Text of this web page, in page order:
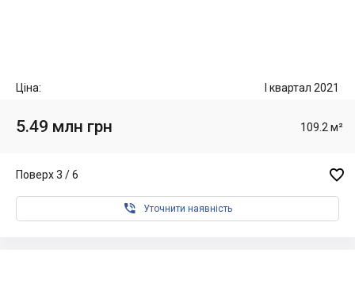
Ціна: I квартал 2021
5.49 млн грн 109.2 м²
Поверх 3 / 6 
 Уточнити наявність